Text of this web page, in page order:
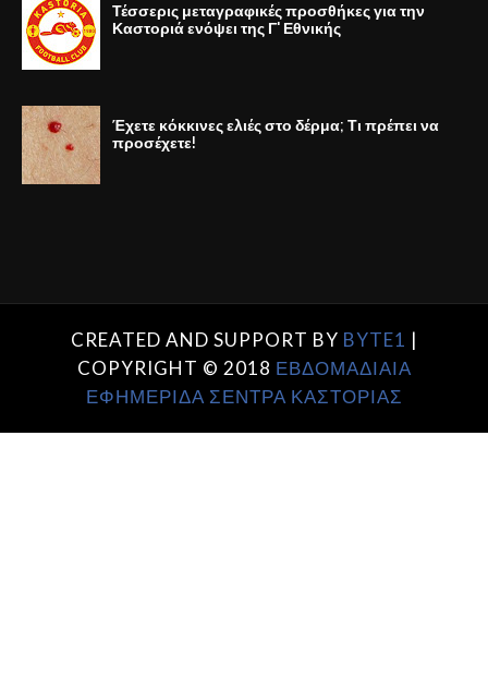
Τέσσερις μεταγραφικές προσθήκες για την
Καστοριά ενόψει της Γ' Εθνικής
Έχετε κόκκινες ελιές στο δέρμα; Τι πρέπει να
προσέχετε!
CREATED AND SUPPORT BY BYTE1 |
COPYRIGHT © 2018 ΕΒΔΟΜΑΔΙΑΙΑ
ΕΦΗΜΕΡΙΔΑ ΣΕΝΤΡΑ ΚΑΣΤΟΡΙΑΣ